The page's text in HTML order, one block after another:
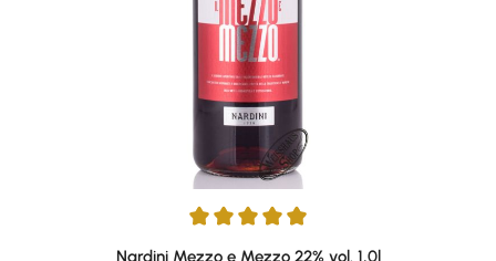
Durchschnittliche Bewertung von 4.97 von 5 Sternen
Nardini Mezzo e Mezzo 22% vol. 1,0l